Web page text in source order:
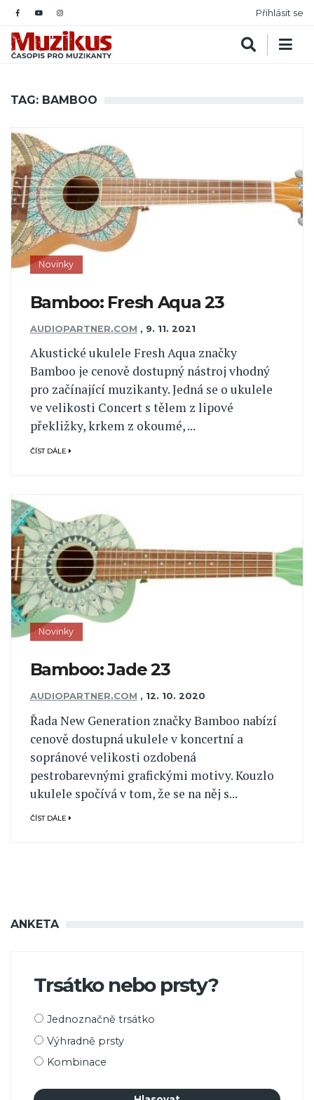
Přihlásit se
TAG: BAMBOO
Novinky
Bamboo: Fresh Aqua 23
AUDIOPARTNER.COM , 9. 11. 2021
Akustické ukulele Fresh Aqua značky
Bamboo je cenově dostupný nástroj vhodný
pro začínající muzikanty. Jedná se o ukulele
ve velikosti Concert s tělem z lipové
překližky, krkem z okoumé, ...
ČÍST DÁLE
Novinky
Bamboo: Jade 23
AUDIOPARTNER.COM , 12. 10. 2020
Řada New Generation značky Bamboo nabízí
cenově dostupná ukulele v koncertní a
sopránové velikosti ozdobená
pestrobarevnými grafickými motivy. Kouzlo
ukulele spočívá v tom, že se na něj s...
ČÍST DÁLE
ANKETA
Trsátko nebo prsty?
Možnosti
Jednoznačně trsátko
Výhradně prsty
Kombinace